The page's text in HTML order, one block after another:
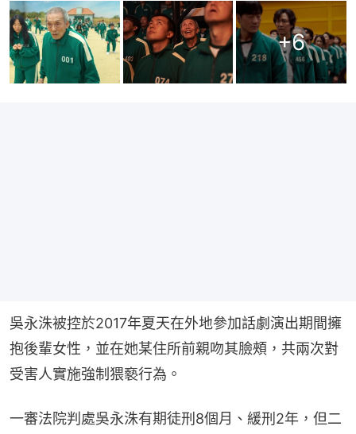
+6
吳永洙被控於2017年夏天在外地參加話劇演出期間擁
抱後輩女性，並在她某住所前親吻其臉頰，共兩次對
受害人實施強制猥褻行為。
一審法院判處吳永洙有期徒刑8個月、緩刑2年，但二